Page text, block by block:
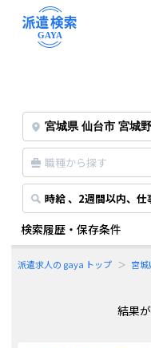
職種から探す
時給 、2週間以内、仕
検索履歴・保存条件
派遣求人の gaya トップ 宮城
結果